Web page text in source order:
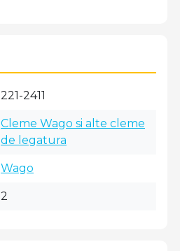
221-2411
Cleme Wago si alte cleme
de legatura
Wago
2